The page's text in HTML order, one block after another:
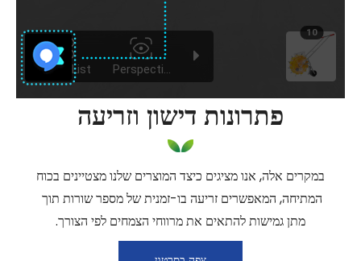
פתרונות דישון וזריעה
במקרים אלה, אנו מציגים כיצד המוצרים שלנו מצטיינים בכוח
המתיחה, המאפשרים זריעה בו-זמנית של מספר שורות תוך
מתן גמישות להתאים את מרווחי הצמחים לפי הצורך.